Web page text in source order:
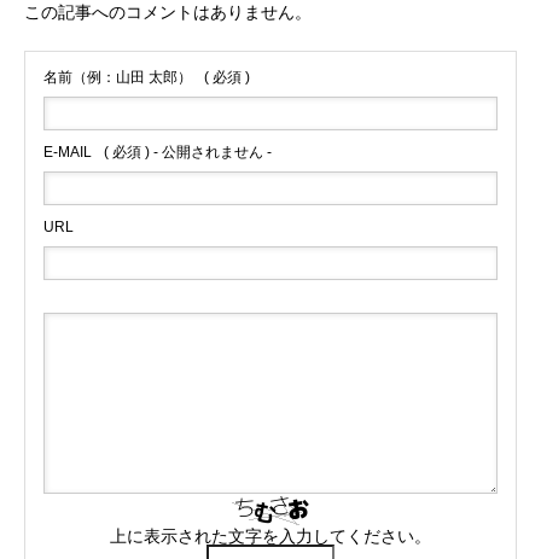
この記事へのコメントはありません。
名前（例：山田 太郎） ( 必須 )
E-MAIL ( 必須 ) - 公開されません -
URL
上に表示された文字を入力してください。